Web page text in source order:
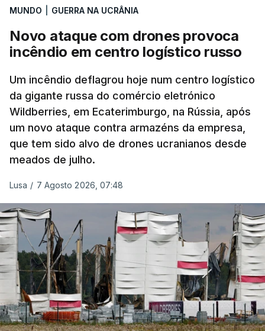
MUNDO GUERRA NA UCRÂNIA
Novo ataque com drones provoca
incêndio em centro logístico russo
Um incêndio deflagrou hoje num centro logístico
da gigante russa do comércio eletrónico
Wildberries, em Ecaterimburgo, na Rússia, após
um novo ataque contra armazéns da empresa,
que tem sido alvo de drones ucranianos desde
meados de julho.
Lusa / 7 Agosto 2026, 07:48